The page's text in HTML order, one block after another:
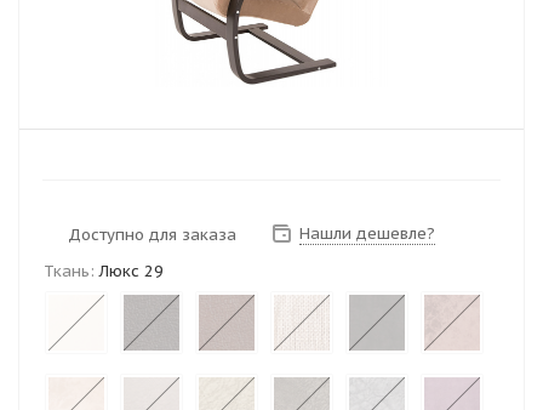
Доступно для заказа
Нашли дешевле?
Ткань: Люкс 29